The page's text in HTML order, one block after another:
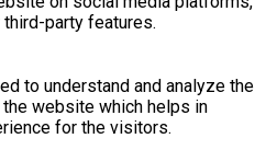
party features.
to understand and analyze the
website which helps in
for the visitors.